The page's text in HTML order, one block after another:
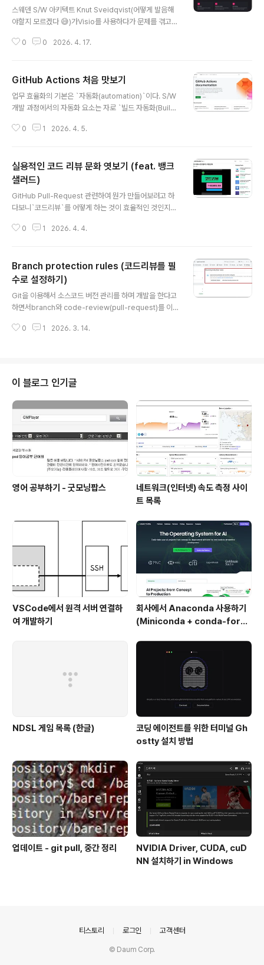
스웨덴 S/W 아키텍트 Knut Sveidqvist(어떻게 발음해
야할지 모르겠다 😅)가Visio를 사용하다가 문제를 겪고선
작성기를 2014년 11월에 만들었다. Mermaid라는 이름
없는 이름이라니 ... ㅋㅋㅋ 🤣 Mermaid는 여러 사이트를
보유하고 있다. ① 공식 홈페이지 - https://mermaid.js.
org/ - URL 주소에서도 보이지만, 기반은 Javascript이
d 수상도 했다(The Most Exciting Use of Techn..
0 0 2026. 4. 17.
GitHub Actions 처음 맛보기
업무 효율화의 기본은 `자동화(automation)`이다. S/W
개발 과정에서의 자동화 요소는 자로 `빌드 자동화(Build
CI(Continuous Integration)`라는 단어를한글로 번역
`라고만 생각하는 경우가 많다.하지만, 사실 Actions는 빌
드보다 훨씬 더 큰 의미의 `자동화 도구`이다! - https://gi
thub.com/features/actions 최근 AI Agent 만능 시
대가 된 김에이를 이용해서 뭔가 만들어보려고 하다가 Git
각..
0 1 2026. 4. 5.
실용적인 코드 리뷰 문화 엿보기 (feat. 뱅크
샐러드)
GitHub Pull-Request 관련하여 뭔가 만들어보려고 하
다보니`코드리뷰`를 어떻게 하는 것이 효율적인 것인지에
크샐러드 개발 문화"라는 포스팅 !!!왜 진작 알지 못했을
de-review-culture/#커뮤니케이션-비용을-줄이기-위
한-pn-룰 꼭, 반드시 원본글을 완독해보시기를 강력하게
추천을 드린다.아래 포스팅은 내가 감동한 부분에 대한 이
야기만 조금 남겨보도록 하겠다. Communication: Syn
c vs. Async 회사에서 일을 하다보면 참으로 많은 인터럽
트 상황이 발생하게 된다.주로..
0 1 2026. 4. 4.
Branch protection rules (코드리뷰를 필
수로 설정하기)
Git을 이용해서 소스코드 버전 관리를 하며 개발을 한다고
하면서branch와 code-review(pull-request)를 이야
음 공부하면 기본적으로 main branch를 사용한다고 배
in"으로 정하는 것이 속편하다는 것도 알게된다. 그렇지만
GitHub을 사용한다면, `기본 브랜치(base branch)`를
변경하는 것이 상당히 쉽다. 그럼, 이렇게 설정한 default
branch에는 바로 commit을 반영하지 못하고반드시 P..
0 1 2026. 3. 14.
이 블로그 인기글
영어 공부하기 - 굿모닝팝스
네트워크(인터넷) 속도 측정 사이
트 목록
VSCode에서 원격 서버 연결하
여 개발하기
회사에서 Anaconda 사용하기
(Miniconda + conda-forg
NDSL 게임 목록 (한글)
코딩 에이전트를 위한 터미널 Gh
ostty 설치 방법
업데이트 - git pull, 중간 정리
NVIDIA Driver, CUDA, cuD
NN 설치하기 in Windows
티스토리 로그인 고객센터
© Daum Corp.